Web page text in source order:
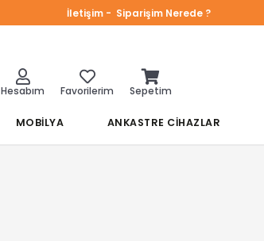
İletişim - Siparişim Nerede ?
Hesabım Favorilerim Sepetim
MOBİLYA ANKASTRE CİHAZLAR